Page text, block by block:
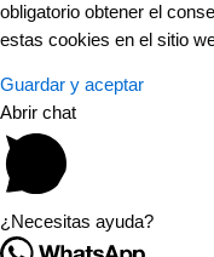
obligatorio obtener el
estas cookies en el sitio
Guardar y aceptar
Abrir chat
¿Necesitas ayuda?